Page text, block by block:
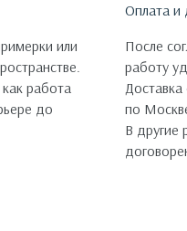
или
работа
до
Оплата и
После
работу
Доставка
по
В другие